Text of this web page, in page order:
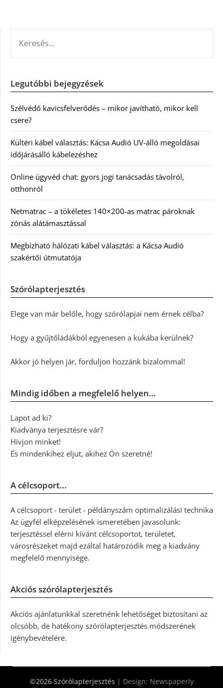
Legutóbbi bejegyzések
Szélvédő kavicsfelverődés – mikor javítható, mikor kell
csere?
Kültéri kábel választás: Kácsa Audió UV-álló megoldásai
időjárásálló kábelezéshez
Online ügyvéd chat: gyors jogi tanácsadás távolról,
otthonról
Netmatrac – a tökéletes 140×200-as matrac pároknak
zónás alátámasztással
Megbízható hálózati kábel választás: a Kácsa Audió
szakértői útmutatója
Szórólapterjesztés
Elege van már belőle, hogy szórólapjai nem érnek célba?
Hogy a gyűjtőládákból egyenesen a kukába kerülnek?
Akkor jó helyen jár, forduljon hozzánk bizalommal!
Mindig időben a megfelelő helyen…
Lapot ad ki?
Kiadványa terjesztésre vár?
Hívjon minket!
És mindenkihez eljut, akihez Ön szeretné!
A célcsoport…
A célcsoport - terület - példányszám optimalizálási technika
Az ügyfél elképzelésének ismeretében javasolunk:
terjesztéssel elérni kívánt célcsoportot, területet,
városrészeket majd ezáltal határozódik meg a kiadvány
megfelelő mennyisége.
Akciós szórólapterjesztés
Akciós ajánlatunkkal szeretnénk lehetőséget biztosítani az
olcsóbb, de hatékony szórólapterjesztés módszerének
igénybevételére.
©2026 Szórólapterjesztés | Design: Newspaperly